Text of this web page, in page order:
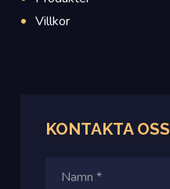
Villkor
KONTAKTA OSS